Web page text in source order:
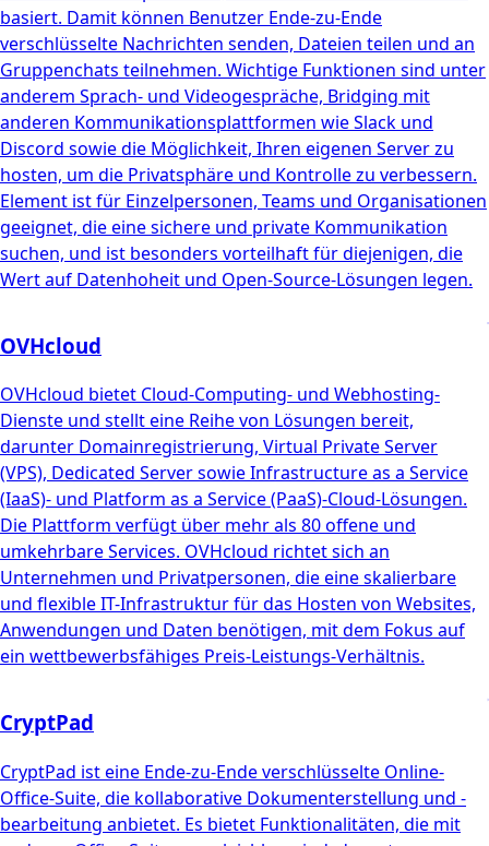
basiert. Damit können Benutzer Ende-zu-Ende
verschlüsselte Nachrichten senden, Dateien teilen und an
Gruppenchats teilnehmen. Wichtige Funktionen sind unter
anderem Sprach- und Videogespräche, Bridging mit
anderen Kommunikationsplattformen wie Slack und
Discord sowie die Möglichkeit, Ihren eigenen Server zu
hosten, um die Privatsphäre und Kontrolle zu verbessern.
Element ist für Einzelpersonen, Teams und Organisationen
geeignet, die eine sichere und private Kommunikation
suchen, und ist besonders vorteilhaft für diejenigen, die
Wert auf Datenhoheit und Open-Source-Lösungen legen.
OVHcloud
OVHcloud bietet Cloud-Computing- und Webhosting-
Dienste und stellt eine Reihe von Lösungen bereit,
darunter Domainregistrierung, Virtual Private Server
(VPS), Dedicated Server sowie Infrastructure as a Service
(IaaS)- und Platform as a Service (PaaS)-Cloud-Lösungen.
Die Plattform verfügt über mehr als 80 offene und
umkehrbare Services. OVHcloud richtet sich an
Unternehmen und Privatpersonen, die eine skalierbare
und flexible IT-Infrastruktur für das Hosten von Websites,
Anwendungen und Daten benötigen, mit dem Fokus auf
ein wettbewerbsfähiges Preis-Leistungs-Verhältnis.
CryptPad
CryptPad ist eine Ende-zu-Ende verschlüsselte Online-
Office-Suite, die kollaborative Dokumenterstellung und -
bearbeitung anbietet. Es bietet Funktionalitäten, die mit